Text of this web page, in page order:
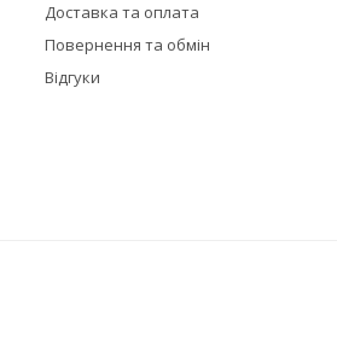
Доставка та оплата
Повернення та обмін
Відгуки